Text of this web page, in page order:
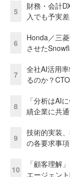
5
財務・会計
入でも予実
6
Honda／三
させた
7
全社AI活用
るのか？
8
「分析はAI
績企業に共
9
技術的実装
の各要求事
10
「顧客理解
エージェン